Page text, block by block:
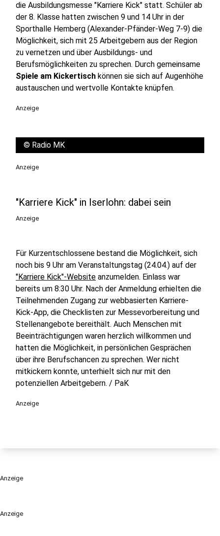
Anzeige
die Ausbildungsmesse "Karriere Kick" statt. Schüler ab
der 8. Klasse hatten zwischen 9 und 14 Uhr in der
Sporthalle Hemberg (Alexander-Pfänder-Weg 7-9) die
Möglichkeit, sich mit 25 Arbeitgebern aus der Region
zu vernetzen und über Ausbildungs- und
Berufsmöglichkeiten zu sprechen. Durch gemeinsame
Spiele am Kickertisch können sie sich auf Augenhöhe
austauschen und wertvolle Kontakte knüpfen.
Anzeige
© Radio MK
Anzeige
"Karriere Kick" in Iserlohn: dabei sein
Anzeige
Für Kurzentschlossene bestand die Möglichkeit, sich
noch bis 9 Uhr am Veranstaltungstag (24.04.) auf der
"Karriere Kick"-Website anzumelden. Einlass war
bereits um 8:30 Uhr. Nach der Anmeldung erhielten die
Teilnehmenden Zugang zur webbasierten Karriere-
Kick-App, die Checklisten zur Messevorbereitung und
Stellenangebote bereithält. Auch Menschen mit
Beeinträchtigungen waren herzlich willkommen und
hatten die Möglichkeit, in persönlichen Gesprächen
über ihre Berufschancen zu sprechen. Wer nicht
mitkickern konnte, unterhielt sich nur mit den
potenziellen Arbeitgebern. / PaK
Anzeige
Anzeige